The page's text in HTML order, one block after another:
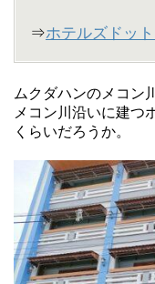
⇒ホテルズドッ
ムクダハンのメコン
メコン川沿いに建つ
くらいだろうか。